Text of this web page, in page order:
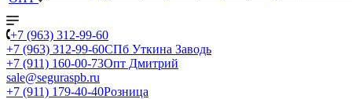
+7 (963) 312-99-60
+7 (963) 312-99-60СПб Уткина Заводь
+7 (911) 160-00-73Опт Дмитрий
sale@seguraspb.ru
+7 (911) 179-40-40Розница